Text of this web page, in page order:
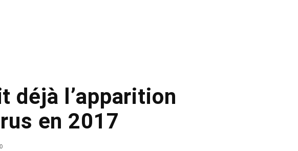
déjà l’apparition
en 2017
0